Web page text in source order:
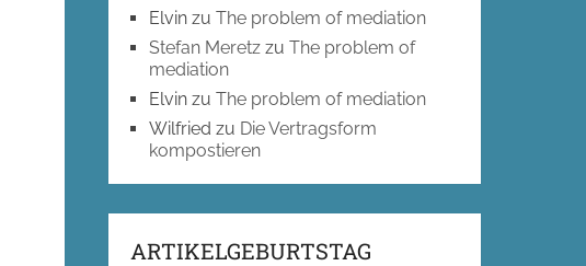
Elvin zuThe problem of mediation
Stefan Meretz zuThe problem of
mediation
Elvin zuThe problem of mediation
Wilfried zu Die Vertragsform
kompostieren
ARTIKELGEBURTSTAG